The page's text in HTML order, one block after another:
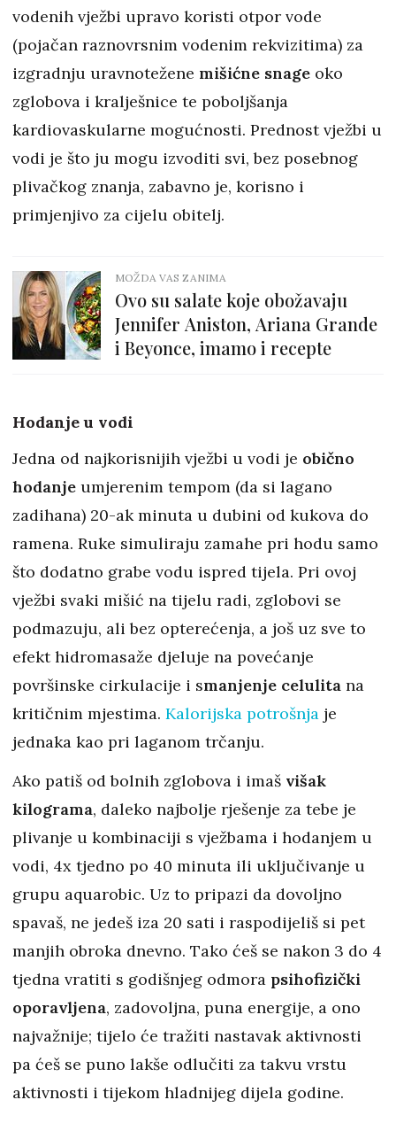
vodenih vježbi upravo koristi otpor vode
(pojačan raznovrsnim vodenim rekvizitima) za
izgradnju uravnotežene mišićne snage oko
zglobova i kralješnice te poboljšanja
kardiovaskularne mogućnosti. Prednost vježbi u
vodi je što ju mogu izvoditi svi, bez posebnog
plivačkog znanja, zabavno je, korisno i
primjenjivo za cijelu obitelj.
MOŽDA VAS ZANIMA
Ovo su salate koje obožavaju
Jennifer Aniston, Ariana Grande
i Beyonce, imamo i recepte
Hodanje u vodi
Jedna od najkorisnijih vježbi u vodi je obično
hodanje umjerenim tempom (da si lagano
zadihana) 20-ak minuta u dubini od kukova do
ramena. Ruke simuliraju zamahe pri hodu samo
što dodatno grabe vodu ispred tijela. Pri ovoj
vježbi svaki mišić na tijelu radi, zglobovi se
podmazuju, ali bez opterećenja, a još uz sve to
efekt hidromasaže djeluje na povećanje
površinske cirkulacije i smanjenje celulita na
kritičnim mjestima. Kalorijska potrošnja je
jednaka kao pri laganom trčanju.
Ako patiš od bolnih zglobova i imaš višak
kilograma, daleko najbolje rješenje za tebe je
plivanje u kombinaciji s vježbama i hodanjem u
vodi, 4x tjedno po 40 minuta ili uključivanje u
grupu aquarobic. Uz to pripazi da dovoljno
spavaš, ne jedeš iza 20 sati i raspodijeliš si pet
manjih obroka dnevno. Tako ćeš se nakon 3 do 4
tjedna vratiti s godišnjeg odmora psihofizički
oporavljena, zadovoljna, puna energije, a ono
najvažnije; tijelo će tražiti nastavak aktivnosti
pa ćeš se puno lakše odlučiti za takvu vrstu
aktivnosti i tijekom hladnijeg dijela godine.